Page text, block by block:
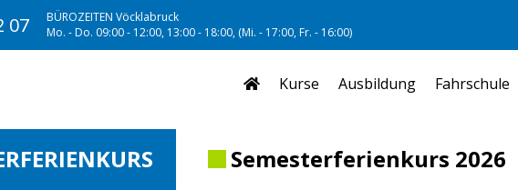
07
BÜROZEITEN Vöcklabruck
Mo. - Do. 09:00 - 12:00, 13:00 - 18:00, (Mi. - 17:00, Fr. - 16:00)
Kurse Ausbildung Fahrschule
Semesterferienkurs 2026